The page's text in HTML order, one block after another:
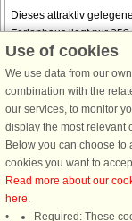
Dieses attraktiv gelegene
Ferienhaus liegt nur 350
der Küste entfernt bei
und bietet den perfekten
Ausgangspunkt für einen
erholsamen Urlaub am
Haus wurde 2022
van € 708
Allevakantiewoningen in
Use of cookies
We use data from our
combination with the
our services, to monitor
display the most relevant
Below you can choose to
cookies you want to
Read more about our
here.
Required: These